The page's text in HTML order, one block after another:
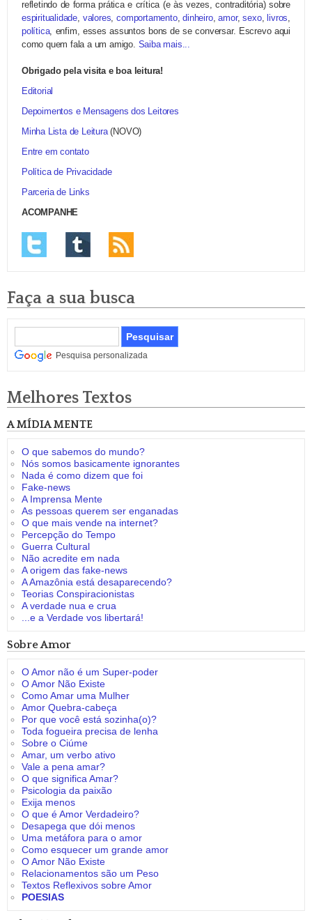
refletindo de forma prática e crítica (e às vezes, contraditória) sobre
espiritualidade, valores,comportamento,dinheiro,amor,sexo, livros,
política, enfim, esses assuntos bons de se conversar. Escrevo aqui
como quem fala a um amigo. Saiba mais...
Obrigado pela visita e boa leitura!
Editorial
Depoimentos e Mensagens dos Leitores
Minha Lista de Leitura(NOVO)
Entre em contato
Política de Privacidade
Parceria de Links
ACOMPANHE
Faça a sua busca
Pesquisa personalizada
Melhores Textos
A MÍDIA MENTE
O que sabemos do mundo?
Nós somos basicamente ignorantes
Nada é como dizem que foi
Fake-news
A Imprensa Mente
As pessoas querem ser enganadas
O que mais vende na internet?
Percepção do Tempo
Guerra Cultural
Não acredite em nada
A origem das fake-news
A Amazônia está desaparecendo?
Teorias Conspiracionistas
A verdade nua e crua
...e a Verdade vos libertará!
Sobre Amor
O Amor não é um Super-poder
O Amor Não Existe
Como Amar uma Mulher
Amor Quebra-cabeça
Por que você está sozinha(o)?
Toda fogueira precisa de lenha
Sobre o Ciúme
Amar, um verbo ativo
Vale a pena amar?
O que significa Amar?
Psicologia da paixão
Exija menos
O que é Amor Verdadeiro?
Desapega que dói menos
Uma metáfora para o amor
Como esquecer um grande amor
O Amor Não Existe
Relacionamentos são um Peso
Textos Reflexivos sobre Amor
POESIAS